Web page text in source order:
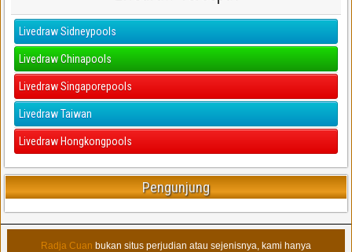
Livedraw Sidneypools
Livedraw Chinapools
Livedraw Singaporepools
Livedraw Taiwan
Livedraw Hongkongpools
Pengunjung
Radja Cuan bukan situs perjudian atau sejenisnya, kami hanya